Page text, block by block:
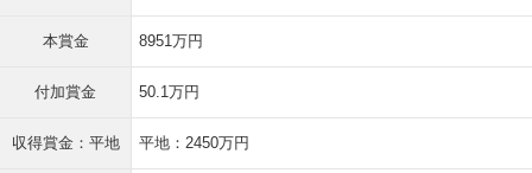
本賞金 8951万円
付加賞金 50.1万円
収得賞金：平地 平地：2450万円